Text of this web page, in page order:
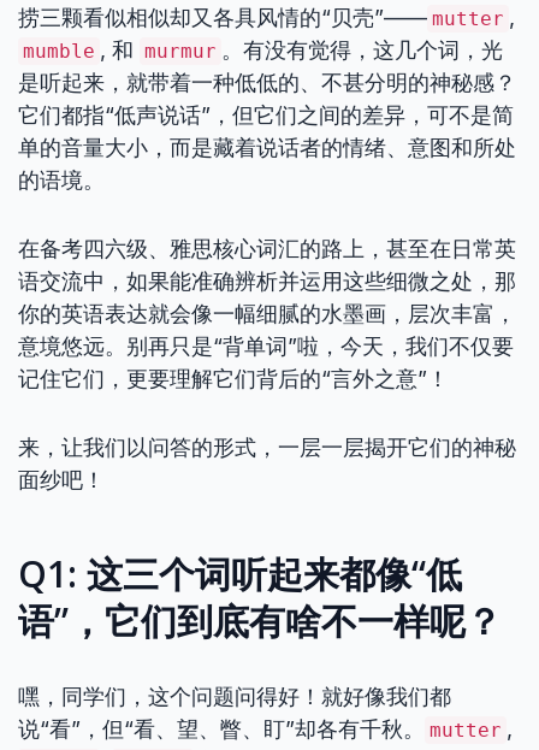
捞三颗看似相似却又各具风情的“贝壳”—— mutter ,
mumble , 和 murmur 。有没有觉得，这几个词，光
是听起来，就带着一种低低的、不甚分明的神秘感？
它们都指“低声说话”，但它们之间的差异，可不是简
单的音量大小，而是藏着说话者的情绪、意图和所处
的语境。
在备考四六级、雅思核心词汇的路上，甚至在日常英
语交流中，如果能准确辨析并运用这些细微之处，那
你的英语表达就会像一幅细腻的水墨画，层次丰富，
意境悠远。别再只是“背单词”啦，今天，我们不仅要
记住它们，更要理解它们背后的“言外之意”！
来，让我们以问答的形式，一层一层揭开它们的神秘
面纱吧！
Q1: 这三个词听起来都像“低
语”，它们到底有啥不一样呢？
嘿，同学们，这个问题问得好！就好像我们都
说“看”，但“看、望、瞥、盯”却各有千秋。
mutter ,